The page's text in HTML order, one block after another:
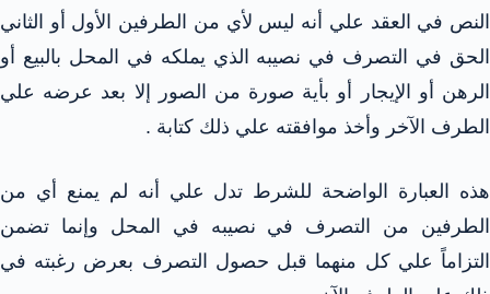
النص في العقد علي أنه ليس لأي من الطرفين الأول أو الثاني
الحق في التصرف في نصيبه الذي يملكه في المحل بالبيع أو
الرهن أو الإيجار أو بأية صورة من الصور إلا بعد عرضه علي
الطرف الآخر وأخذ موافقته علي ذلك كتابة .
هذه العبارة الواضحة للشرط تدل علي أنه لم يمنع أي من
الطرفين من التصرف في نصيبه في المحل وإنما تضمن
التزاماً علي كل منهما قبل حصول التصرف بعرض رغبته في